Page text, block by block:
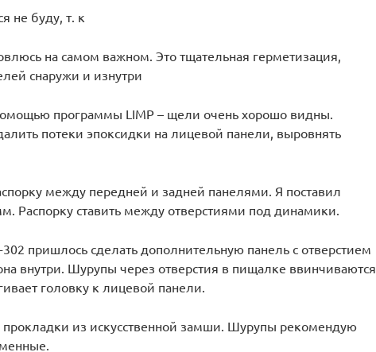
не буду, т. к
на самом важном. Это тщательная герметизация,
снаружи и изнутри
программы LIMP – щели очень хорошо видны.
потеки эпоксидки на лицевой панели, выровнять
между передней и задней панелями. Я поставил
Распорку ставить между отверстиями под динамики.
пришлось сделать дополнительную панель с отверстием
внутри. Шурупы через отверстия в пищалке ввинчиваются
головку к лицевой панели.
из искусственной замши. Шурупы рекомендую